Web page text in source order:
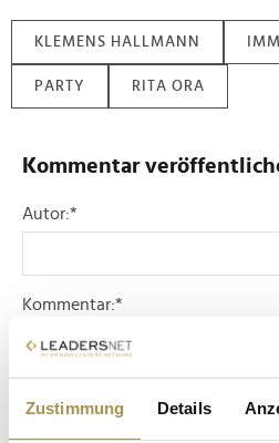
Zustimmung Details
KLEMENS HALLMANN
PARTY RITA ORA
Kommentar
Autor:*
Kommentar:*